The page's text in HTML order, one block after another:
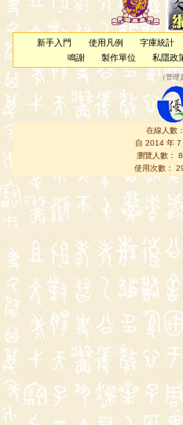
新手入門 使用凡例 字庫統計
鳴謝
製作單位 私隱政
（管理
在線人數
自 2014 年 7
瀏覽人數：
使用次數：